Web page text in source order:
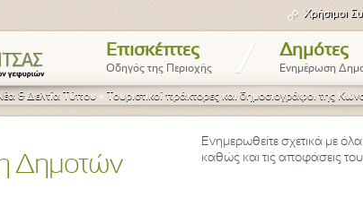
Χρήσιμοι
Επισκέπτες
Οδηγός της Περιοχής / Δημότες
Ενημέρωση
& Δελτία Τύπου » Τουριστικοί πράκτορες και δημοσιογράφοι της
Δημοτών
Ενημερωθείτε σχετικά με
καθώς και τις αποφάσεις